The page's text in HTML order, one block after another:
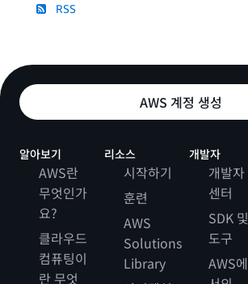
RSS
AWS 계정 생성
알아보기
AWS란
무엇인가
요?
클라우드
컴퓨팅이
란 무엇
리소스
시작하기
훈련
AWS
Solutions
Library
개발자
개발자
센터
SDK 및
도구
AWS에